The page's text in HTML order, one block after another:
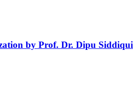
by Prof. Dr. Dipu Siddiqui